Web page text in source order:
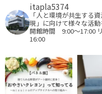
itapla5374
「人と環境が共生する
現」に向けて様々な活動
開館時間 9:00～17:00
16:00